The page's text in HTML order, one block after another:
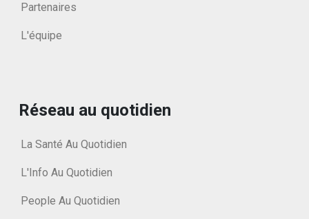
Partenaires
L'équipe
Réseau au quotidien
La Santé Au Quotidien
L'Info Au Quotidien
People Au Quotidien